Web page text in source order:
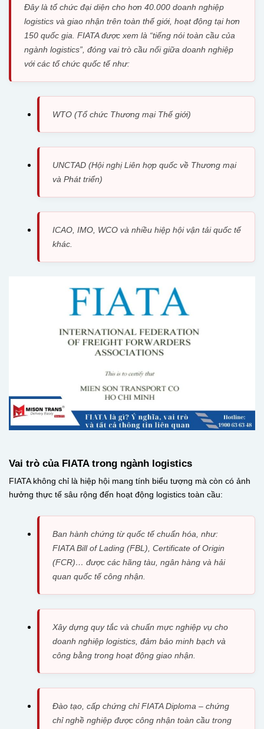
Đây là tổ chức đại diện cho hơn 40.000 doanh nghiệp
logistics và giao nhận trên toàn thế giới, hoạt động tại hơn
150 quốc gia. FIATA được xem là “tiếng nói toàn cầu của
ngành logistics”, đóng vai trò cầu nối giữa doanh nghiệp
với các tổ chức quốc tế như:
WTO (Tổ chức Thương mại Thế giới)
UNCTAD (Hội nghị Liên hợp quốc về Thương mại
và Phát triển)
ICAO, IMO, WCO và nhiều hiệp hội vận tải quốc tế
khác.
Vai trò của FIATA trong ngành logistics
FIATA không chỉ là hiệp hội mang tính biểu tượng mà còn có ảnh
hưởng thực tế sâu rộng đến hoạt động logistics toàn cầu:
Ban hành chứng từ quốc tế chuẩn hóa, như:
FIATA Bill of Lading (FBL), Certificate of Origin
(FCR)… được các hãng tàu, ngân hàng và hải
quan quốc tế công nhận.
Xây dựng quy tắc và chuẩn mực nghiệp vụ cho
doanh nghiệp logistics, đảm bảo minh bạch và
công bằng trong hoạt động giao nhận.
Đào tạo, cấp chứng chỉ FIATA Diploma – chứng
chỉ nghề nghiệp được công nhận toàn cầu trong